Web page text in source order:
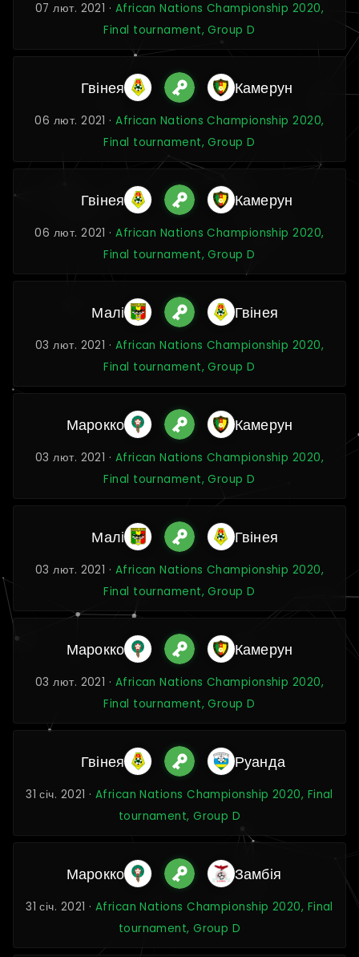
07 лют. 2021 · African Nations Championship 2020,
Final tournament, Group D
Гвінея Камерун
06 лют. 2021 ·African Nations Championship 2020,
Final tournament, Group D
Гвінея Камерун
06 лют. 2021 ·African Nations Championship 2020,
Final tournament, Group D
Малі Гвінея
03 лют. 2021 · African Nations Championship 2020,
Final tournament, Group D
Марокко Камерун
03 лют. 2021 · African Nations Championship 2020,
Final tournament, Group D
Малі Гвінея
03 лют. 2021 · African Nations Championship 2020,
Final tournament, Group D
Марокко Камерун
03 лют. 2021 · African Nations Championship 2020,
Final tournament, Group D
Гвінея Руанда
31 січ. 2021 · African Nations Championship 2020, Final
tournament, Group D
Марокко Замбія
31 січ. 2021 · African Nations Championship 2020, Final
tournament, Group D